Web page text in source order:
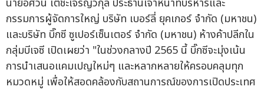
นายอัศวิน เตชะเจริญวิกุล ประธานเจ้าหน้าที่บริหารและ
กรรมการผู้จัดการใหญ่ บริษัท เบอร์ลี่ ยุคเกอร์ จำกัด (มหาชน)
และบริษัท บิ๊กซี ซูเปอร์เซ็นเตอร์ จำกัด (มหาชน) ห้างค้าปลีกใน
กลุ่มบีเจซี เปิดเผยว่า "ในช่วงกลางปี 2565 นี้ บิ๊กซีจะมุ่งเน้น
การนำเสนอแคมเปญใหม่ๆ และหลากหลายให้ครอบคลุมทุก
หมวดหมู่ เพื่อให้สอดคล้องกับสถานการณ์ของการเปิดประเทศ